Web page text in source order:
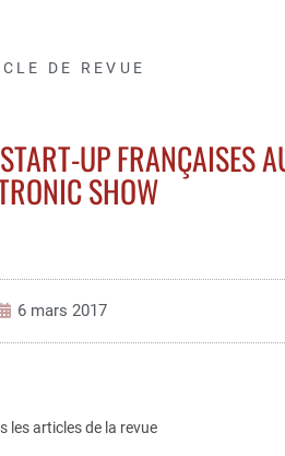
DE REVUE
UP FRANÇAISES
SHOW
6 mars 2017
les articles de la revue